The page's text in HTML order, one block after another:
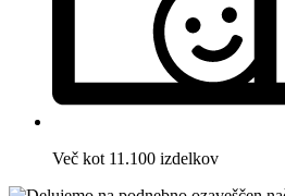
Več kot 11.100 izdelkov